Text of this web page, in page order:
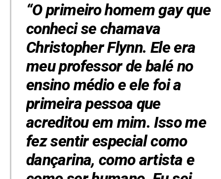
“O primeiro homem gay que
conheci se chamava
Christopher Flynn. Ele era
meu professor de balé no
ensino médio e ele foi a
primeira pessoa que
acreditou em mim. Isso me
fez sentir especial como
dançarina, como artista e